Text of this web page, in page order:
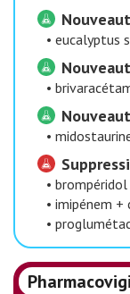
• eucalyptus
•
•
•
• imipénem +
•